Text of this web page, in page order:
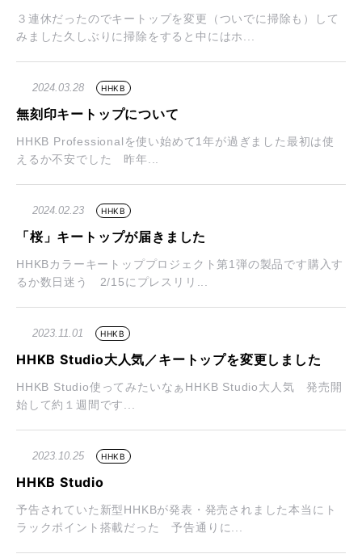
３連休だったのでキートップを変更（ついでに掃除も）して
みました久しぶりに掃除をすると中にはホ...
2024.03.28 HHKB
無刻印キートップについて
HHKB Professionalを使い始めて1年が過ぎました最初は使
えるか不安でした 昨年...
2024.02.23 HHKB
「桜」キートップが届きました
HHKBカラーキートッププロジェクト第1弾の製品です購入す
るか数日迷う 2/15にプレスリリ...
2023.11.01 HHKB
HHKB Studio大人気／キートップを変更しました
HHKB Studio使ってみたいなぁHHKB Studio大人気 発売開
始して約１週間です...
2023.10.25 HHKB
HHKB Studio
予告されていた新型HHKBが発表・発売されました本当にト
ラックポイント搭載だった 予告通りに...